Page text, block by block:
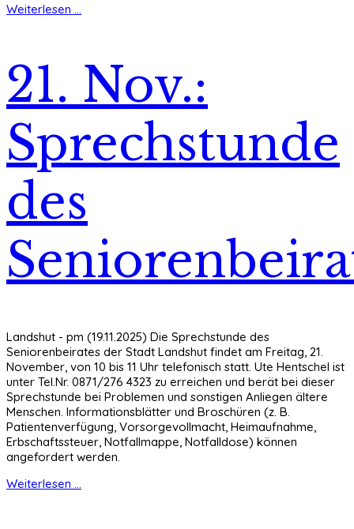
Weiterlesen ...
21. Nov.:
Sprechstunde
des
Landshut - pm (19.11.2025) Die Sprechstunde des
Seniorenbeirates der Stadt Landshut findet am Freitag, 21.
November, von 10 bis 11 Uhr telefonisch statt. Ute Hentschel ist
unter Tel.Nr. 0871/276 4323 zu erreichen und berät bei dieser
Sprechstunde bei Problemen und sonstigen Anliegen ältere
Menschen. Informationsblätter und Broschüren (z. B.
Patientenverfügung, Vorsorgevollmacht, Heimaufnahme,
Erbschaftssteuer, Notfallmappe, Notfalldose) können
angefordert werden.
Weiterlesen ...